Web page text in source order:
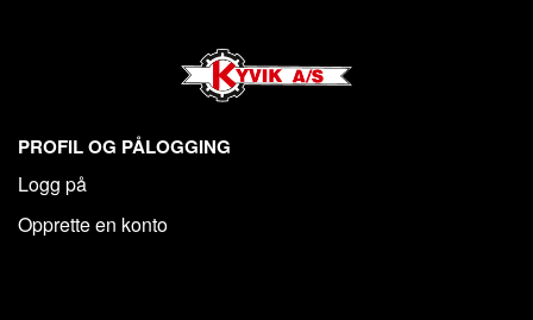
PROFIL OG PÅLOGGING
Logg på
Opprette en konto